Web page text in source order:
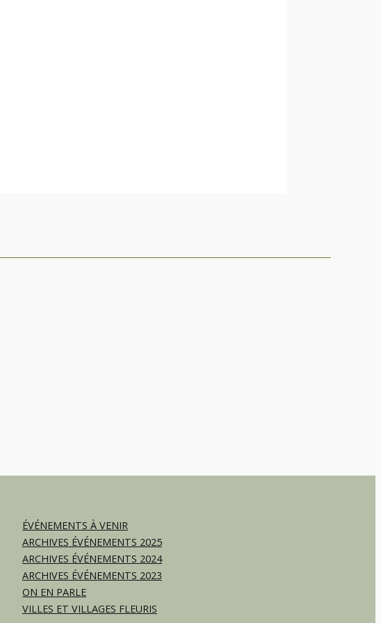
ÉVÉNEMENTS À VENIR
ARCHIVES ÉVÉNEMENTS 2025
ARCHIVES ÉVÉNEMENTS 2024
ARCHIVES ÉVÉNEMENTS 2023
ON EN PARLE
VILLES ET VILLAGES FLEURIS